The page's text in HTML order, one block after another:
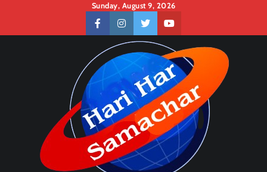
content
Sunday, August 9, 2026
facebookinstagramtwitteryoutube